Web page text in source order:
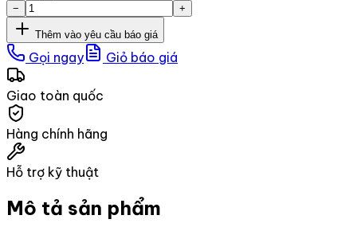
− +
Thêm vào yêu cầu báo giá
Gọi ngay Giỏ báo giá
Giao toàn quốc
Hàng chính hãng
Hỗ trợ kỹ thuật
Mô tả sản phẩm